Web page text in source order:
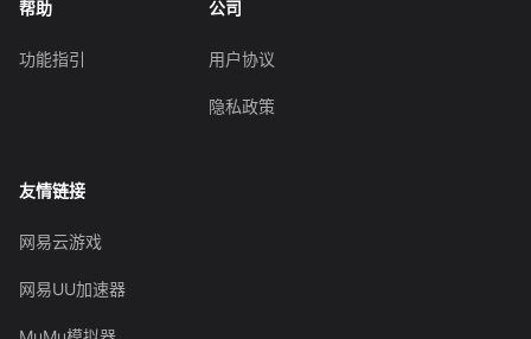
帮助
功能指引
公司
用户协议
隐私政策
友情链接
网易云游戏
网易UU加速器